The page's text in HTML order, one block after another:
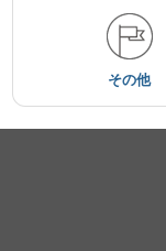
その他